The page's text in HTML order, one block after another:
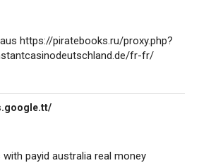
https://piratebooks.ru/proxy.php?
fr-fr/
with payid australia real money